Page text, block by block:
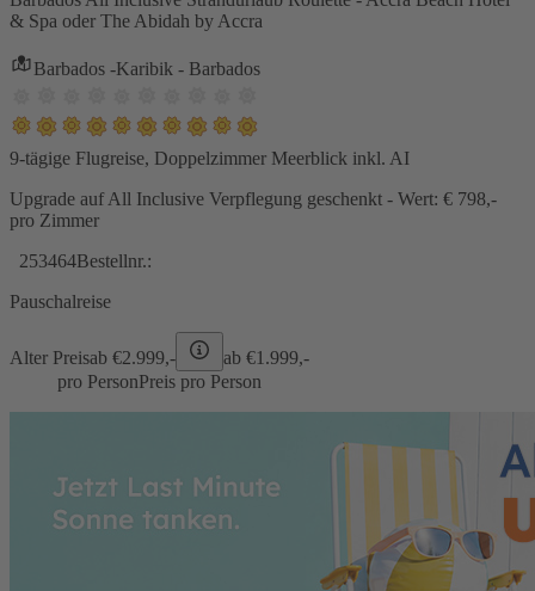
& Spa oder The Abidah by Accra
Barbados -Karibik - Barbados
9-tägige Flugreise, Doppelzimmer Meerblick inkl. AI
Upgrade auf All Inclusive Verpflegung geschenkt - Wert: € 798,-
pro Zimmer
253464Bestellnr.:
Pauschalreise
Alter Preisab €2.999,- ab €1.999,-
pro PersonPreis pro Person